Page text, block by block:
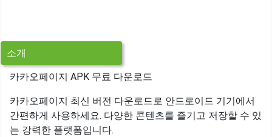
소개
카카오페이지 APK 무료 다운로드
카카오페이지 최신 버전 다운로드로 안드로이드 기기에서
간편하게 사용하세요. 다양한 콘텐츠를 즐기고 저장할 수 있
는 강력한 플랫폼입니다.